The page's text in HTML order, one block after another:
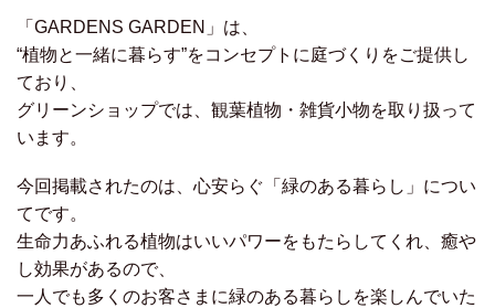
「GARDENS GARDEN」は、
“植物と一緒に暮らす”をコンセプトに庭づくりをご提供し
ており、
グリーンショップでは、観葉植物・雑貨小物を取り扱って
います。
今回掲載されたのは、心安らぐ「緑のある暮らし」につい
てです。
生命力あふれる植物はいいパワーをもたらしてくれ、癒や
し効果があるので、
一人でも多くのお客さまに緑のある暮らしを楽しんでいた